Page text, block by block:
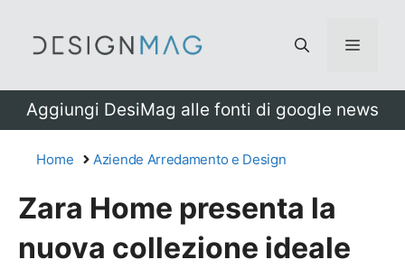
Menu
Aggiungi DesiMag alle fonti di google news
Home Aziende Arredamento e Design
Zara Home presenta la
nuova collezione ideale